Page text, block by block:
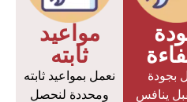
بجودة
ينافس
مواعيد
ثابته
نعمل بمواعيد ثابته
ومحددة لنحصل